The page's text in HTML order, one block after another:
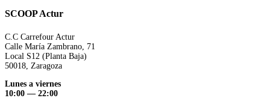
SCOOP Actur
C.C Carrefour Actur
Calle María Zambrano, 71
Local S12 (Planta Baja)
50018, Zaragoza
Lunes a viernes
10:00 — 22:00